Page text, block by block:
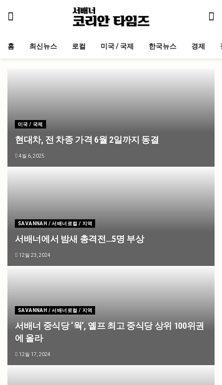
홈 최신뉴스 로컬 미국 / 국제 한국뉴스 경제
미국 / 국제
현대차, 전 차종 가격 6월 2일까지 동결
4월 6, 2025
SAVANNAH / 서배너로컬 / 지역
서배너에서 밤새 총격전…5명 부상
12월 23, 2024
SAVANNAH / 서배너로컬 / 지역
서배너 중식당 ‘웍’, 옐프 최고 중식당 상위 100위권
에 올라
12월 17, 2024